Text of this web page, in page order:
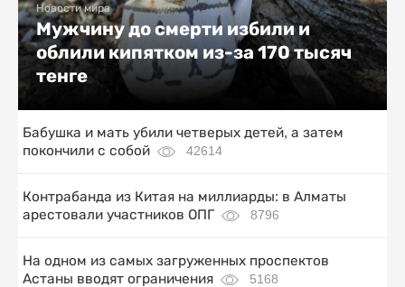
Новости мира
Мужчину до смерти избили и
облили кипятком из-за 170 тысяч
тенге
Бабушка и мать убили четверых детей, а затем
покончили с собой
42614
Контрабанда из Китая на миллиарды: в Алматы
арестовали участников ОПГ
8796
На одном из самых загруженных проспектов
Астаны вводят ограничения
5168